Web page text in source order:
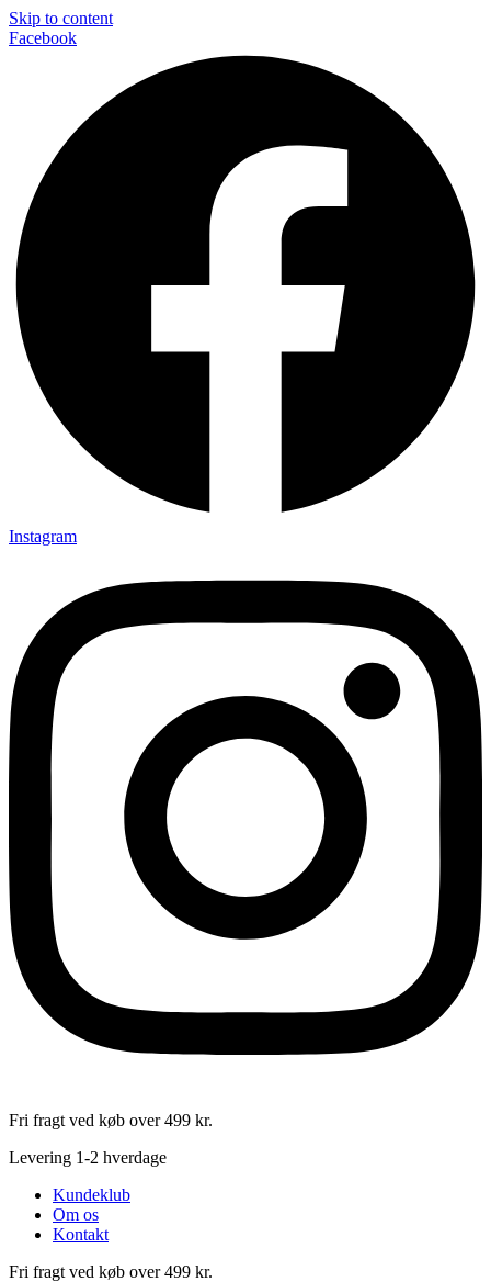
Skip to content
Facebook
Instagram
Fri fragt ved køb over 499 kr.
Levering 1-2 hverdage
Kundeklub
Om os
Kontakt
Fri fragt ved køb over 499 kr.